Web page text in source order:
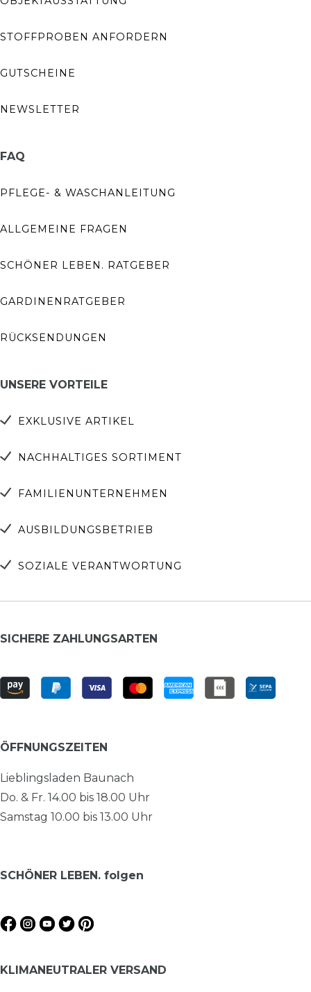
STOFFPROBEN ANFORDERN
GUTSCHEINE
NEWSLETTER
FAQ
PFLEGE- & WASCHANLEITUNG
ALLGEMEINE FRAGEN
SCHÖNER LEBEN. RATGEBER
GARDINENRATGEBER
RÜCKSENDUNGEN
UNSERE VORTEILE
EXKLUSIVE ARTIKEL
NACHHALTIGES SORTIMENT
FAMILIENUNTERNEHMEN
AUSBILDUNGSBETRIEB
SOZIALE VERANTWORTUNG
SICHERE ZAHLUNGSARTEN
ÖFFNUNGSZEITEN
Lieblingsladen Baunach
Do. & Fr. 14.00 bis 18.00 Uhr
Samstag 10.00 bis 13.00 Uhr
SCHÖNER LEBEN. folgen
KLIMANEUTRALER VERSAND